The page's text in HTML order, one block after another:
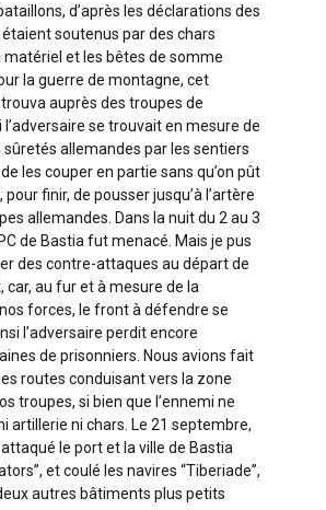
d’après les déclarations des
soutenus par des chars
matériel et les bêtes de somme
la guerre de montagne, cet
auprès des troupes de
l’adversaire se trouvait en mesure de
allemandes par les sentiers
les couper en partie sans qu’on pût
pour finir, de pousser jusqu’à l’artère
allemandes. Dans la nuit du 2 au 3
de Bastia fut menacé. Mais je pus
des contre-attaques au départ de
car, au fur et à mesure de la
forces, le front à défendre se
l’adversaire perdit encore
de prisonniers. Nous avions fait
routes conduisant vers la zone
troupes, si bien que l’ennemi ne
artillerie ni chars. Le 21 septembre,
attaqué le port et la ville de Bastia
et coulé les navires “Tiberiade”,
autres bâtiments plus petits